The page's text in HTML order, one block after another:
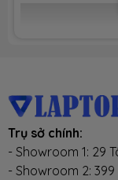
Trụ sở chính:
- Showroom 1: 29
- Showroom 2: 399